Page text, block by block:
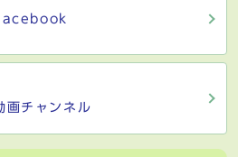
画チャンネル